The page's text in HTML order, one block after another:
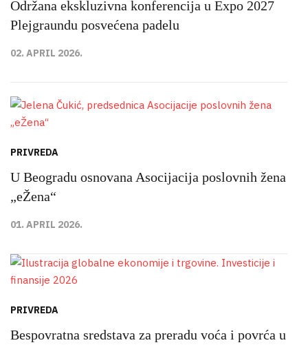
Održana ekskluzivna konferencija u Expo 2027
Plejgraundu posvećena padelu
02. APRIL 2026.
PRIVREDA
U Beogradu osnovana Asocijacija poslovnih žena
„eŽena“
01. APRIL 2026.
PRIVREDA
Bespovratna sredstava za preradu voća i povrća u